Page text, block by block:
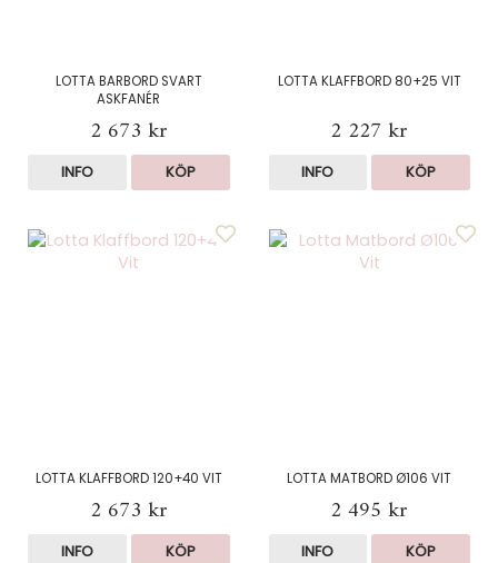
LOTTA BARBORD SVART
ASKFANÉR
2 673 kr
INFO KÖP
LOTTA KLAFFBORD 80+25 VIT
2 227 kr
INFO KÖP
LOTTA KLAFFBORD 120+40 VIT
2 673 kr
INFO KÖP
LOTTA MATBORD Ø106 VIT
2 495 kr
INFO KÖP